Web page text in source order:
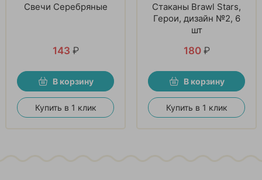
Свечи Серебряные
143 ₽
В корзину
Купить в 1 клик
Стаканы Brawl Stars,
Герои, дизайн №2, 6
шт
180 ₽
В корзину
Купить в 1 клик